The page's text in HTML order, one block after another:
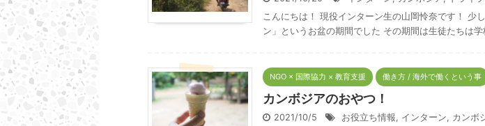
こんにちは！ 現役インターン生の山岡怜奈です！ 少
ン」というお盆の期間でした その期間は生徒たちは
NGO × 国際協力 × 教育支援 働き方 / 海外で働くという事
カンボジアのおやつ！
2021/10/5 お役立ち情報, インターン, カンボ